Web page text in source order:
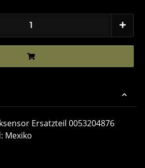
Ersatzteil 0053204876
Mexiko